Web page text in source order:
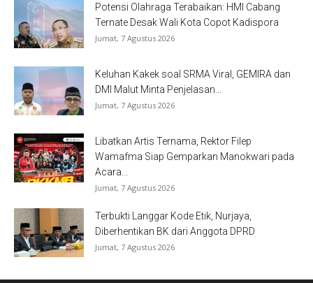
Potensi Olahraga Terabaikan: HMI Cabang
Ternate Desak Wali Kota Copot Kadispora
Jumat, 7 Agustus 2026
Keluhan Kakek soal SRMA Viral, GEMIRA dan
DMI Malut Minta Penjelasan...
Jumat, 7 Agustus 2026
Libatkan Artis Ternama, Rektor Filep
Wamafma Siap Gemparkan Manokwari pada
Acara...
Jumat, 7 Agustus 2026
Terbukti Langgar Kode Etik, Nurjaya,
Diberhentikan BK dari Anggota DPRD
Jumat, 7 Agustus 2026